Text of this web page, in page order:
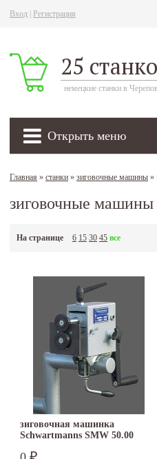
Вход Регистрация
25
немецкие станки в
Открыть меню
Главная » станки » зиговочные машины »
зиговочные машины
На странице 6 15 30 45 все
зиговочная машинка
Schwartmanns SMW 50.00
₽